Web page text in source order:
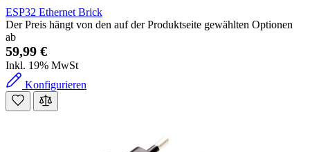
ESP32 Ethernet Brick
Der Preis hängt von den auf der Produktseite gewählten Optionen
ab
59,99 €
Inkl. 19% MwSt
Konfigurieren